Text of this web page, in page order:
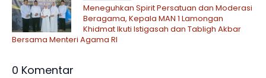
Meneguhkan Spirit Persatuan dan Moderasi
Beragama, Kepala MAN 1 Lamongan
Khidmat Ikuti Istigasah dan Tabligh Akbar
Bersama Menteri Agama RI
0 Komentar